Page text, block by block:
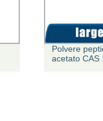
Polvere
acetato CAS